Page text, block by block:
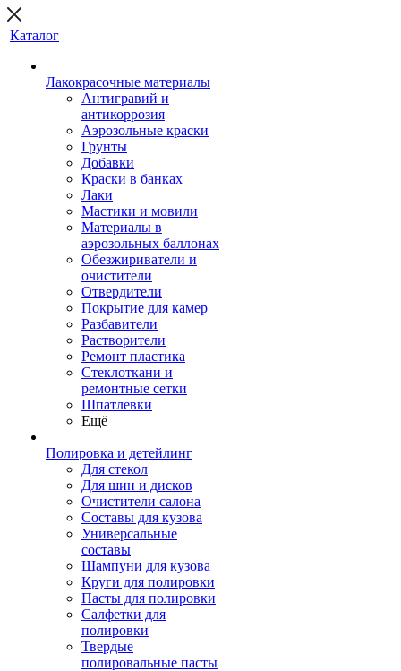
Каталог
Лакокрасочные материалы
Антигравий и
антикоррозия
Аэрозольные краски
Грунты
Добавки
Краски в банках
Лаки
Мастики и мовили
Материалы в
аэрозольных баллонах
Обезжириватели и
очистители
Отвердители
Покрытие для камер
Разбавители
Растворители
Ремонт пластика
Стеклоткани и
ремонтные сетки
Шпатлевки
Ещё
Полировка и детейлинг
Для стекол
Для шин и дисков
Очистители салона
Составы для кузова
Универсальные
составы
Шампуни для кузова
Круги для полировки
Пасты для полировки
Салфетки для
полировки
Твердые
полировальные пасты